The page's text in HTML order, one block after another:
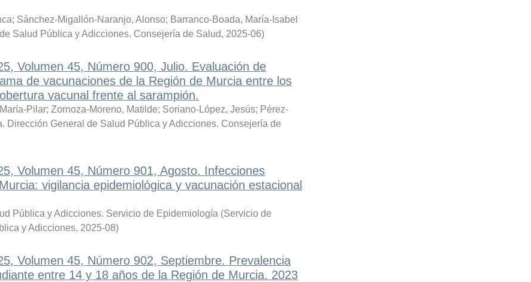
; Sánchez-Migallón-Naranjo, Alonso; Barranco-Boada, María-Isabel
Salud Pública y Adicciones. Consejería de Salud, 2025-06)
Volumen 45, Número 900, Julio. Evaluación de
de vacunaciones de la Región de Murcia entre los
vacunal frente al sarampión.
Pilar; Zornoza-Moreno, Matilde; Soriano-López, Jesús; Pérez-
Dirección General de Salud Pública y Adicciones. Consejería de
Volumen 45, Número 901, Agosto. Infecciones
vigilancia epidemiológica y vacunación estacional
Pública y Adicciones. Servicio de Epidemiología (Servicio de
y Adicciones, 2025-08)
Volumen 45, Número 902, Septiembre. Prevalencia
entre 14 y 18 años de la Región de Murcia. 2023